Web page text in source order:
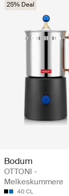
25% Deal
Bodum
OTTONI -
Melkeskummere
40 CL